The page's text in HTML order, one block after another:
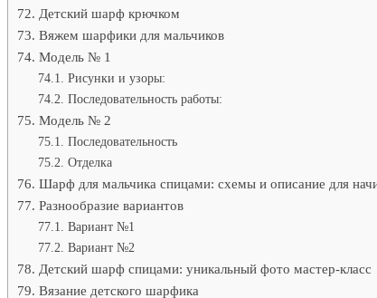
Детский шарф крючком
Вяжем шарфики для мальчиков
Модель № 1
Рисунки и узоры:
Последовательность работы:
Модель № 2
Последовательность
Отделка
Шарф для мальчика спицами: схемы и описание для
Разнообразие вариантов
Вариант №1
Вариант №2
Детский шарф спицами: уникальный фото мастер-класс
Вязание детского шарфика